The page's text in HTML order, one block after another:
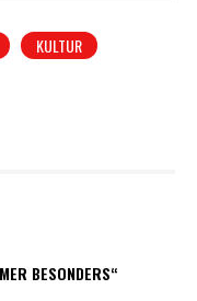
KULTUR
BESONDERS“